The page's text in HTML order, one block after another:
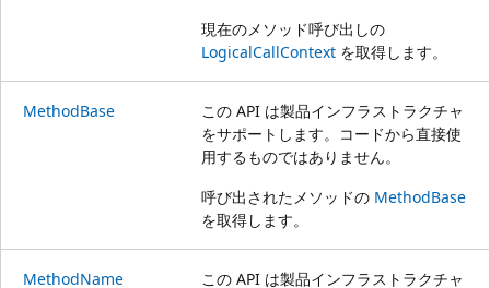
現在のメソッド呼び出しの
LogicalCallContext を取得します。
MethodBase
この API は製品インフラストラクチャ
をサポートします。コードから直接使
用するものではありません。
呼び出されたメソッドの MethodBase
を取得します。
MethodName
この API は製品インフラストラクチャ